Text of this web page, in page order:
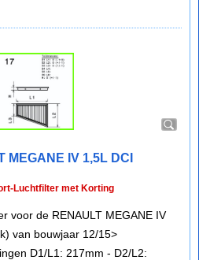
IV 1,5L DCI
Luchtfilter met Korting
voor de RENAULT MEGANE IV
van bouwjaar 12/15>
D1/L1: 217mm - D2/L2: